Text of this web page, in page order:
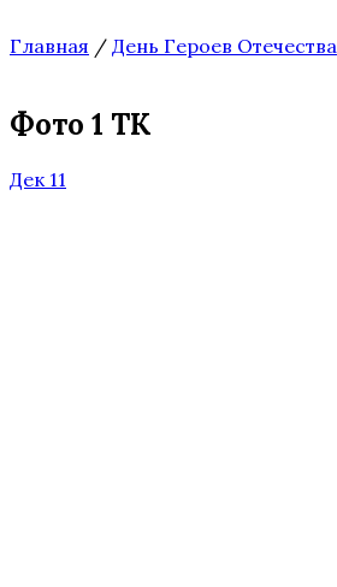
Главная / День Героев Отечества
Фото 1 ТК
Дек 11